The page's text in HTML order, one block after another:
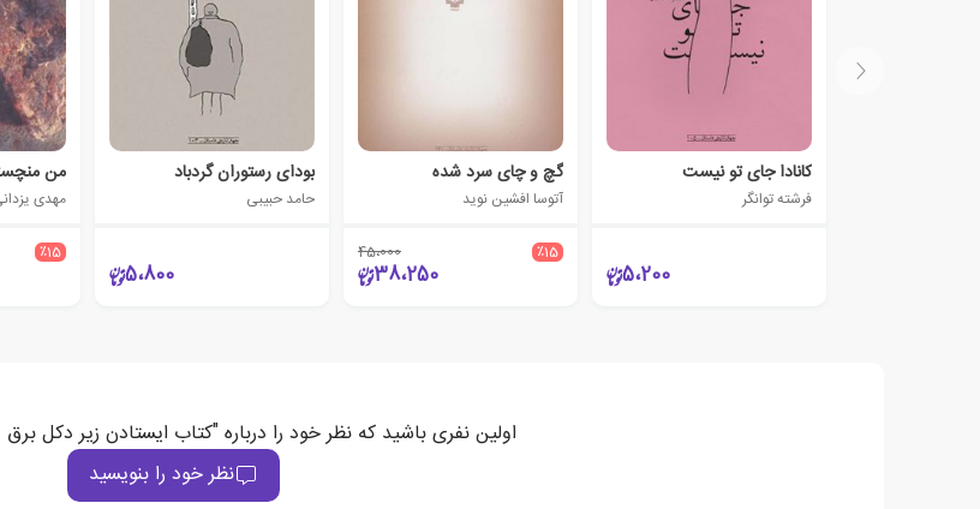
کانادا جای تو نیست
فرشته توانگر
5،200
گچ و چای سرد شده
آتوسا افشین نوید
٪15 45،000
38،250
بودای رستوران گردباد
حامد حبیبی
5،800
مهدی
٪15
اولین نفری باشید که نظر خود را درباره "کتاب ایستادن زیر دکل
نظر خود را بنویسید